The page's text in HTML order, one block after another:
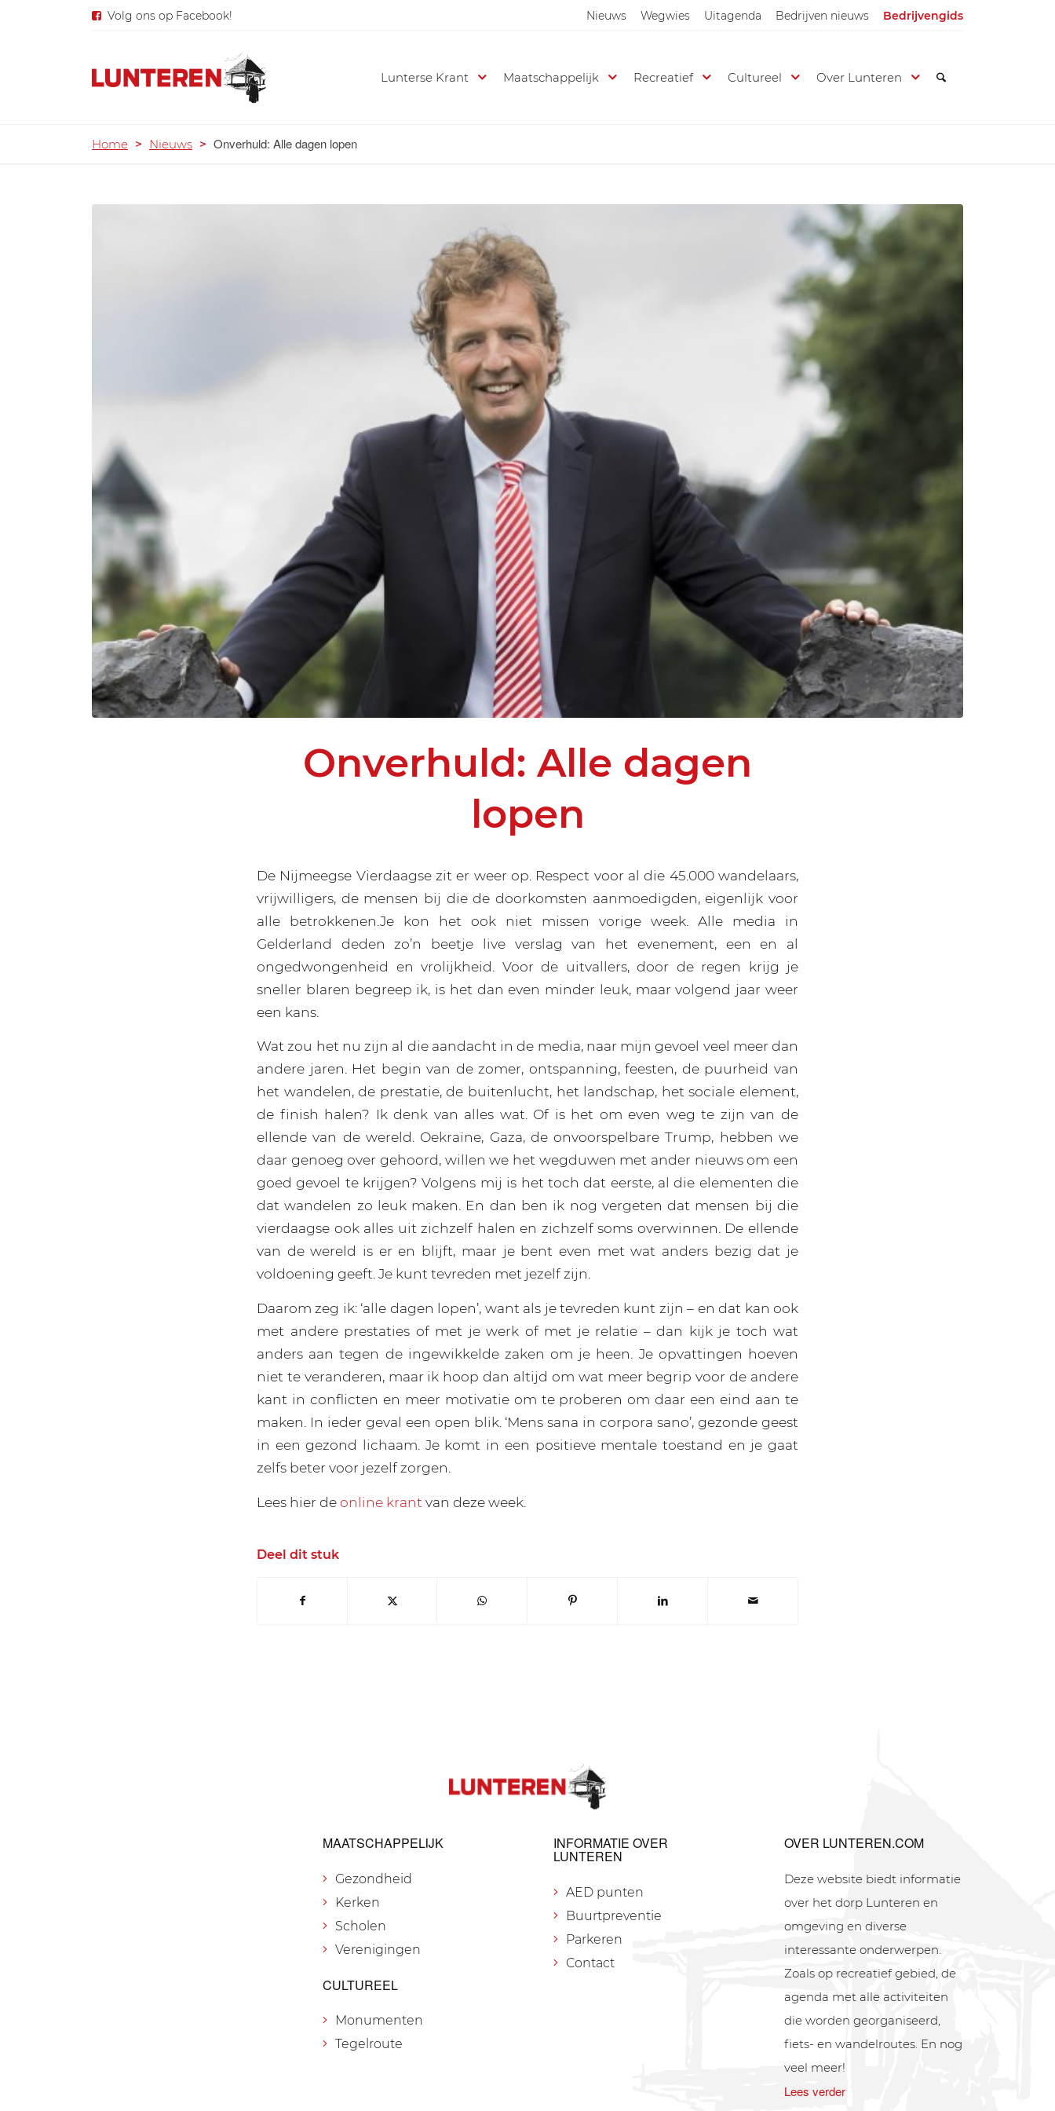
Nieuws Wegwies Uitagenda Bedrijven nieuws Bedrijvengids
Volg ons op Facebook!
Lunterse Krant Maatschappelijk Recreatief Cultureel Over Lunteren
Home > Nieuws > Onverhuld: Alle dagen lopen
Onverhuld: Alle dagen
lopen
De Nijmeegse Vierdaagse zit er weer op. Respect voor al die 45.000 wandelaars,
vrijwilligers, de mensen bij die de doorkomsten aanmoedigden, eigenlijk voor
alle betrokkenen.Je kon het ook niet missen vorige week. Alle media in
Gelderland deden zo’n beetje live verslag van het evenement, een en al
ongedwongenheid en vrolijkheid. Voor de uitvallers, door de regen krijg je
sneller blaren begreep ik, is het dan even minder leuk, maar volgend jaar weer
een kans.
Wat zou het nu zijn al die aandacht in de media, naar mijn gevoel veel meer dan
andere jaren. Het begin van de zomer, ontspanning, feesten, de puurheid van
het wandelen, de prestatie, de buitenlucht, het landschap, het sociale element,
de finish halen? Ik denk van alles wat. Of is het om even weg te zijn van de
ellende van de wereld. Oekraïne, Gaza, de onvoorspelbare Trump, hebben we
daar genoeg over gehoord, willen we het wegduwen met ander nieuws om een
goed gevoel te krijgen? Volgens mij is het toch dat eerste, al die elementen die
dat wandelen zo leuk maken. En dan ben ik nog vergeten dat mensen bij die
vierdaagse ook alles uit zichzelf halen en zichzelf soms overwinnen. De ellende
van de wereld is er en blijft, maar je bent even met wat anders bezig dat je
voldoening geeft. Je kunt tevreden met jezelf zijn.
Daarom zeg ik: ‘alle dagen lopen’, want als je tevreden kunt zijn – en dat kan ook
met andere prestaties of met je werk of met je relatie – dan kijk je toch wat
anders aan tegen de ingewikkelde zaken om je heen. Je opvattingen hoeven
niet te veranderen, maar ik hoop dan altijd om wat meer begrip voor de andere
kant in conflicten en meer motivatie om te proberen om daar een eind aan te
maken. In ieder geval een open blik. ‘Mens sana in corpora sano’, gezonde geest
in een gezond lichaam. Je komt in een positieve mentale toestand en je gaat
zelfs beter voor jezelf zorgen.
Lees hier deonline krant van deze week.
Deel dit stuk
MAATSCHAPPELIJK
Gezondheid
Kerken
Scholen
Verenigingen
CULTUREEL
Monumenten
Tegelroute
INFORMATIE OVER
LUNTEREN
AED punten
Buurtpreventie
Parkeren
Contact
OVER LUNTEREN.COM
Deze website biedt informatie
over het dorp Lunteren en
omgeving en diverse
interessante onderwerpen.
Zoals op recreatief gebied, de
agenda met alle activiteiten
die worden georganiseerd,
fiets- en wandelroutes. En nog
veel meer!
Lees verder